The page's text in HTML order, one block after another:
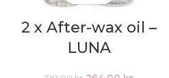
2 x After-wax oil –
LUNA